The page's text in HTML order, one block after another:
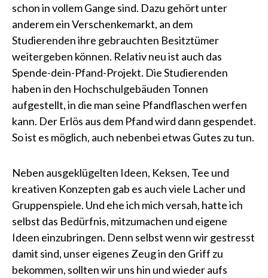
schon in vollem Gange sind. Dazu gehört unter
anderem ein Verschenkemarkt, an dem
Studierenden ihre gebrauchten Besitztümer
weitergeben können. Relativ neu ist auch das
Spende-dein-Pfand-Projekt. Die Studierenden
haben in den Hochschulgebäuden Tonnen
aufgestellt, in die man seine Pfandflaschen werfen
kann. Der Erlös aus dem Pfand wird dann gespendet.
So ist es möglich, auch nebenbei etwas Gutes zu tun.
Neben ausgeklügelten Ideen, Keksen, Tee und
kreativen Konzepten gab es auch viele Lacher und
Gruppenspiele. Und ehe ich mich versah, hatte ich
selbst das Bedürfnis, mitzumachen und eigene
Ideen einzubringen. Denn selbst wenn wir gestresst
damit sind, unser eigenes Zeug in den Griff zu
bekommen, sollten wir uns hin und wieder aufs